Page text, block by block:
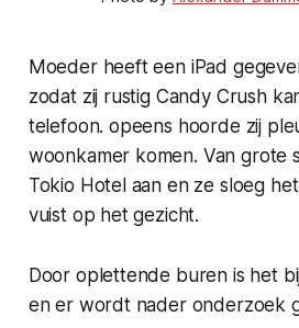
Moeder heeft een iPad
zodat zij rustig Candy Crush
telefoon. opeens hoorde zij
woonkamer komen. Van grote
Tokio Hotel aan en ze sloeg
vuist op het gezicht.
Door oplettende buren is het
en er wordt nader onderzoek